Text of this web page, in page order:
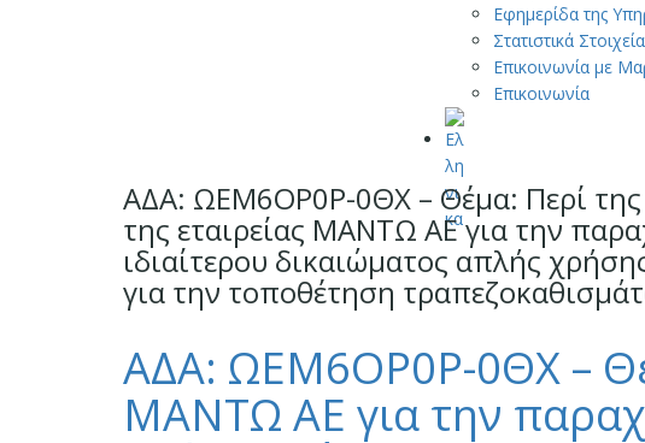
Εφημερίδα της
Στατιστικά Στοιχεία
Επικοινωνία με
Επικοινωνία
ΑΔΑ: ΩΕΜ6ΟΡ0Ρ-0ΘΧ – Θέμα: Περί της
της εταιρείας ΜΑΝΤΩ ΑΕ για την
ιδιαίτερου δικαιώματος απλής
για την τοποθέτηση
ΑΔΑ: ΩΕΜ6ΟΡ0Ρ-0ΘΧ –
ΜΑΝΤΩ ΑΕ για την